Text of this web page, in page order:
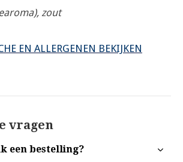
zout
EN ALLERGENEN BEKIJKEN
vragen
een bestelling?